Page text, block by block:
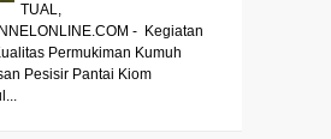
TUAL,
- Kegiatan
Permukiman Kumuh
Pesisir Pantai Kiom